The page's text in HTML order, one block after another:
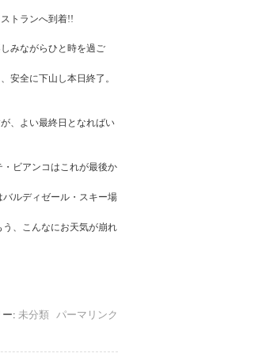
トランへ到着!!
みながらひと時を過ご
安全に下山し本日終了。
、よい最終日となればい
ビアンコはこれが最後か
ルディゼール・スキー場
、こんなにお天気が崩れ
ー: 未分類 パーマリンク